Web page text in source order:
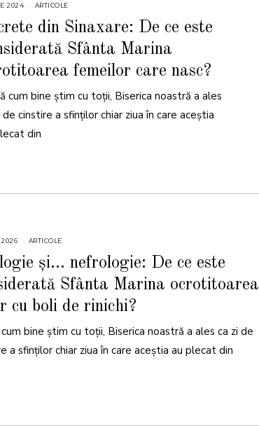
2024
L
E
2
2
ARTICOLE
din Sinaxare: De ce este
Sfânta Marina
femeilor care nasc?
cum bine știm cu toții, Biserica noastră a ales
de cinstire a sfinților chiar ziua în care aceștia
din
2026
U
L
I
E
0
ARTICOLE
și… nefrologie: De ce este
Sfânta Marina ocrotitoarea
cu boli de rinichi?
bine știm cu toții, Biserica noastră a ales ca zi de
a sfinților chiar ziua în care aceștia au plecat din